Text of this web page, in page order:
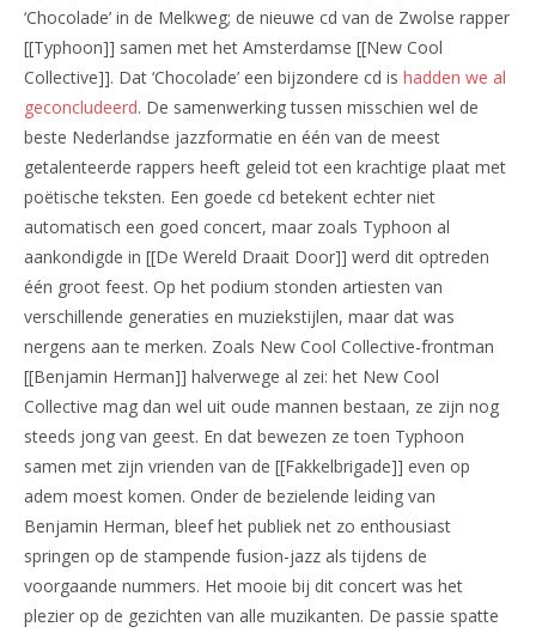
‘Chocolade’ in de Melkweg; de nieuwe cd van de Zwolse rapper
[[Typhoon]] samen met het Amsterdamse [[New Cool
Collective]]. Dat ‘Chocolade’ een bijzondere cd is hadden we al
geconcludeerd. De samenwerking tussen misschien wel de
beste Nederlandse jazzformatie en één van de meest
getalenteerde rappers heeft geleid tot een krachtige plaat met
poëtische teksten. Een goede cd betekent echter niet
automatisch een goed concert, maar zoals Typhoon al
aankondigde in [[De Wereld Draait Door]] werd dit optreden
één groot feest. Op het podium stonden artiesten van
verschillende generaties en muziekstijlen, maar dat was
nergens aan te merken. Zoals New Cool Collective-frontman
[[Benjamin Herman]] halverwege al zei: het New Cool
Collective mag dan wel uit oude mannen bestaan, ze zijn nog
steeds jong van geest. En dat bewezen ze toen Typhoon
samen met zijn vrienden van de [[Fakkelbrigade]] even op
adem moest komen. Onder de bezielende leiding van
Benjamin Herman, bleef het publiek net zo enthousiast
springen op de stampende fusion-jazz als tijdens de
voorgaande nummers. Het mooie bij dit concert was het
plezier op de gezichten van alle muzikanten. De passie spatte